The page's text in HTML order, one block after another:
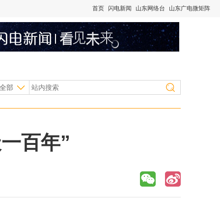
首页 闪电新闻 山东网络台 山东广电微矩阵
部
百年”